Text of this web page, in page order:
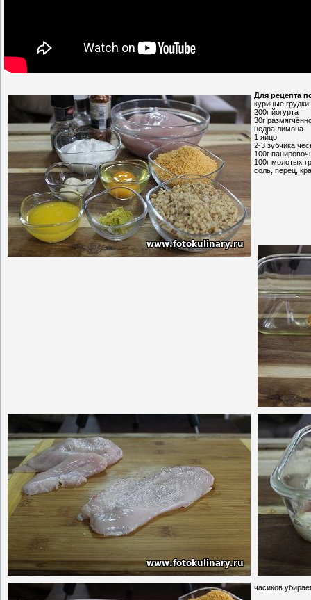
Для рецепта
куриные грудки
200г йогурта
30г
цедра лимона
1 яйцо
2-3 зубчика
100г
100г молотых
соль, перец,
часиков